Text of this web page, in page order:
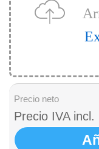
Precio neto
Precio IVA incl.